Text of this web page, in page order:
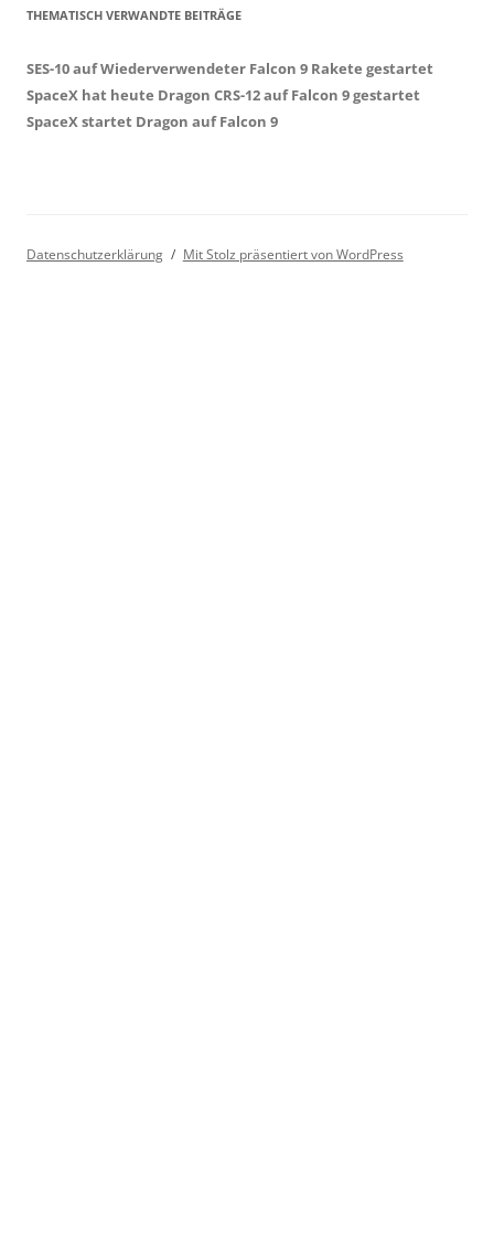
THEMATISCH VERWANDTE BEITRÄGE
SES-10 auf Wiederverwendeter Falcon 9 Rakete gestartet
SpaceX hat heute Dragon CRS-12 auf Falcon 9 gestartet
SpaceX startet Dragon auf Falcon 9
Datenschutzerklärung Mit Stolz präsentiert von WordPress